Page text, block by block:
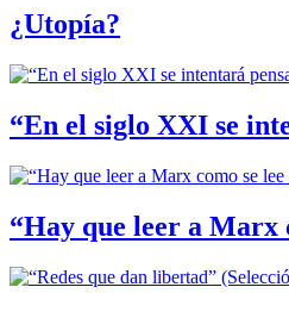
¿Utopía?
“En el siglo XXI se
“Hay que leer a Marx